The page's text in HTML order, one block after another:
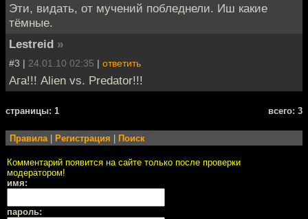
Эти, видать, от мучений побледнели. Иш какие
тёмные.
Lestreid »
#3 | 24.01.10 02:35 | ответить
Ага!!! Alien vs. Predator!!!
cтраницы: 1 всего: 3
Правила Регистрация Поиск
Комментарий появится на сайте только после проверки
модератором!
имя:
пароль: